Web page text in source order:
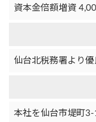
資本金倍額増資
仙台北税務署より
本社を仙台市堤町